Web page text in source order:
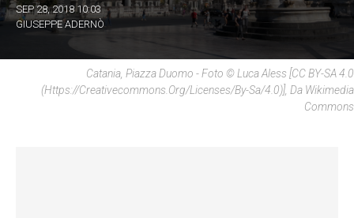
SEP 28, 2018 10:03
GIUSEPPE ADERNÒ
Catania, Piazza Duomo - Foto © Luca Aless [CC BY-SA 4.0
(https://creativecommons.org/licenses/by-Sa/4.0)], Da Wikimedia
Commons